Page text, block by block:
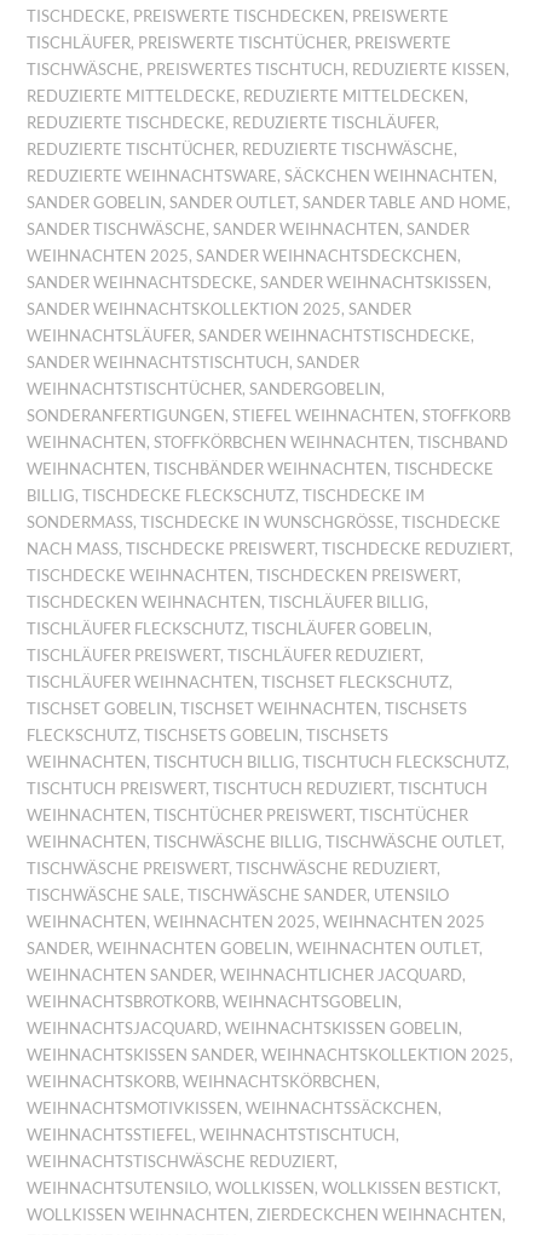
TISCHDECKE, PREISWERTE TISCHDECKEN, PREISWERTE
TISCHLÄUFER, PREISWERTE TISCHTÜCHER, PREISWERTE
TISCHWÄSCHE, PREISWERTES TISCHTUCH, REDUZIERTE KISSEN,
REDUZIERTE MITTELDECKE, REDUZIERTE MITTELDECKEN,
REDUZIERTE TISCHDECKE, REDUZIERTE TISCHLÄUFER,
REDUZIERTE TISCHTÜCHER, REDUZIERTE TISCHWÄSCHE,
REDUZIERTE WEIHNACHTSWARE,SÄCKCHEN WEIHNACHTEN,
SANDER GOBELIN,SANDER OUTLET,SANDER TABLE AND HOME,
SANDER TISCHWÄSCHE,SANDER WEIHNACHTEN,SANDER
WEIHNACHTEN 2025,SANDER WEIHNACHTSDECKCHEN,
SANDER WEIHNACHTSDECKE,SANDER WEIHNACHTSKISSEN,
SANDER WEIHNACHTSKOLLEKTION 2025,SANDER
WEIHNACHTSLÄUFER,SANDER WEIHNACHTSTISCHDECKE,
SANDER WEIHNACHTSTISCHTUCH,SANDER
WEIHNACHTSTISCHTÜCHER,SANDERGOBELIN,
SONDERANFERTIGUNGEN,STIEFEL WEIHNACHTEN,STOFFKORB
WEIHNACHTEN,STOFFKÖRBCHEN WEIHNACHTEN,TISCHBAND
WEIHNACHTEN,TISCHBÄNDER WEIHNACHTEN,TISCHDECKE
BILLIG,TISCHDECKE FLECKSCHUTZ,TISCHDECKE IM
SONDERMASS ,TISCHDECKE IN WUNSCHGRÖSSE ,TISCHDECKE
NACH MASS ,TISCHDECKE PREISWERT,TISCHDECKE REDUZIERT,
TISCHDECKE WEIHNACHTEN,TISCHDECKEN PREISWERT,
TISCHDECKEN WEIHNACHTEN,TISCHLÄUFER BILLIG,
TISCHLÄUFER FLECKSCHUTZ,TISCHLÄUFER GOBELIN,
TISCHLÄUFER PREISWERT,TISCHLÄUFER REDUZIERT,
TISCHLÄUFER WEIHNACHTEN,TISCHSET FLECKSCHUTZ,
TISCHSET GOBELIN,TISCHSET WEIHNACHTEN,TISCHSETS
FLECKSCHUTZ,TISCHSETS GOBELIN,TISCHSETS
WEIHNACHTEN,TISCHTUCH BILLIG,TISCHTUCH FLECKSCHUTZ,
TISCHTUCH PREISWERT,TISCHTUCH REDUZIERT,TISCHTUCH
WEIHNACHTEN,TISCHTÜCHER PREISWERT,TISCHTÜCHER
WEIHNACHTEN,TISCHWÄSCHE BILLIG,TISCHWÄSCHE OUTLET,
TISCHWÄSCHE PREISWERT,TISCHWÄSCHE REDUZIERT,
TISCHWÄSCHE SALE,TISCHWÄSCHE SANDER, UTENSILO
WEIHNACHTEN,WEIHNACHTEN 2025,WEIHNACHTEN 2025
SANDER,WEIHNACHTEN GOBELIN,WEIHNACHTEN OUTLET,
WEIHNACHTEN SANDER,WEIHNACHTLICHER JACQUARD,
WEIHNACHTSBROTKORB,WEIHNACHTSGOBELIN,
WEIHNACHTSJACQUARD,WEIHNACHTSKISSEN GOBELIN,
WEIHNACHTSKISSEN SANDER,WEIHNACHTSKOLLEKTION 2025,
WEIHNACHTSKORB,WEIHNACHTSKÖRBCHEN,
WEIHNACHTSMOTIVKISSEN,WEIHNACHTSSÄCKCHEN,
WEIHNACHTSSTIEFEL ,WEIHNACHTSTISCHTUCH,
WEIHNACHTSTISCHWÄSCHE REDUZIERT,
WEIHNACHTSUTENSILO,WOLLKISSEN,WOLLKISSEN BESTICKT,
WOLLKISSEN WEIHNACHTEN, ZIERDECKCHEN WEIHNACHTEN,